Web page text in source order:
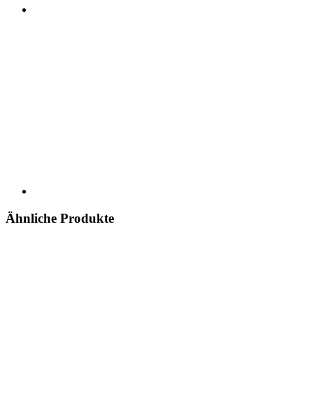
Ähnliche Produkte